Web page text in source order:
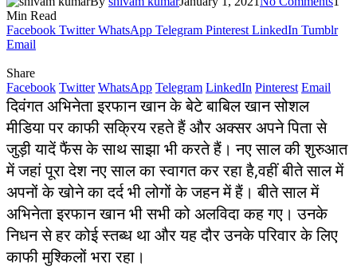
Min Read
Facebook Twitter WhatsApp Telegram Pinterest LinkedIn Tumblr
Email
Share
Facebook Twitter WhatsApp Telegram LinkedIn Pinterest Email
दिवंगत अभिनेता इरफान खान के बेटे बाबिल खान सोशल
मीडिया पर काफी सक्रिय रहते हैं और अक्सर अपने पिता से
जुड़ी यादें फैंस के साथ साझा भी करते हैं। नए साल की शुरुआत
में जहां पूरा देश नए साल का स्वागत कर रहा है,वहीं बीते साल में
अपनों के खोने का दर्द भी लोगों के जहन में हैं। बीते साल में
अभिनेता इरफान खान भी सभी को अलविदा कह गए। उनके
निधन से हर कोई स्तब्ध था और यह दौर उनके परिवार के लिए
काफी मुश्किलों भरा रहा।